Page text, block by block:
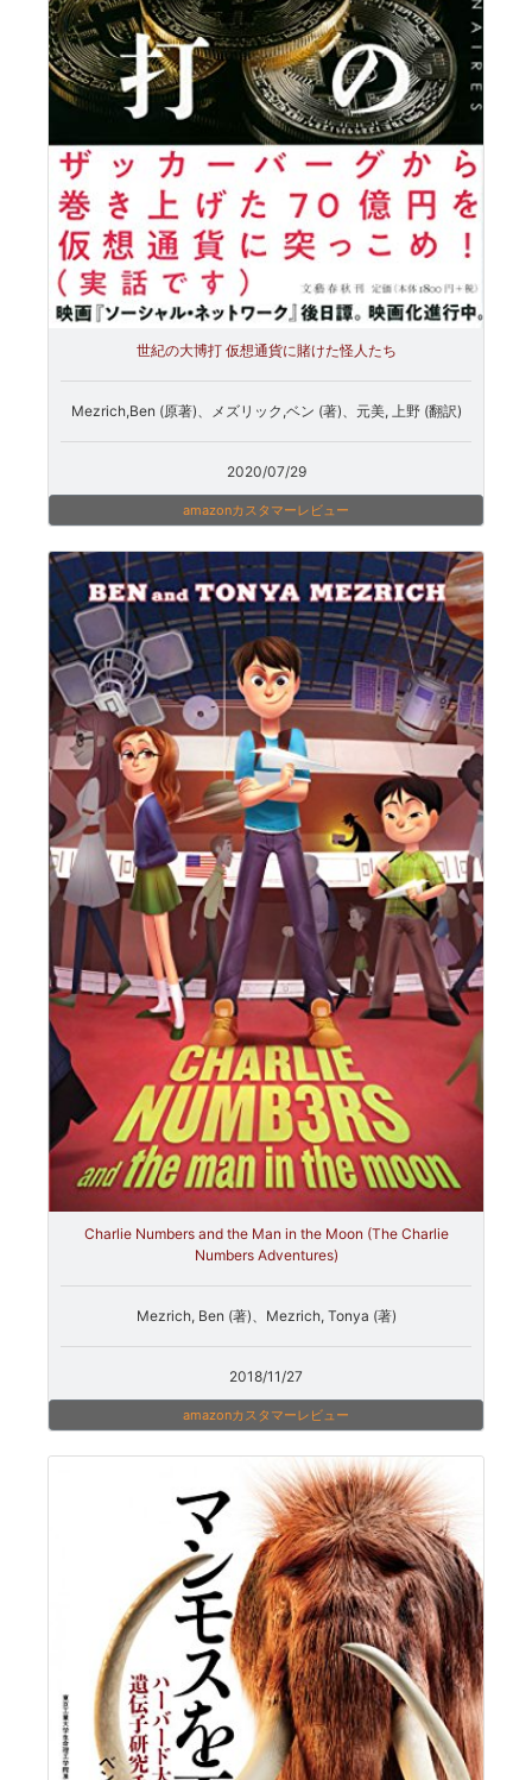
世紀の大博打 仮想通貨に賭けた怪人たち
Mezrich,Ben (原著)、メズリック,ベン (著)、元美, 上野 (翻訳)
2020/07/29
amazonカスタマーレビュー
Charlie Numbers and the Man in the Moon (The Charlie
Numbers Adventures)
Mezrich, Ben (著)、Mezrich, Tonya (著)
2018/11/27
amazonカスタマーレビュー